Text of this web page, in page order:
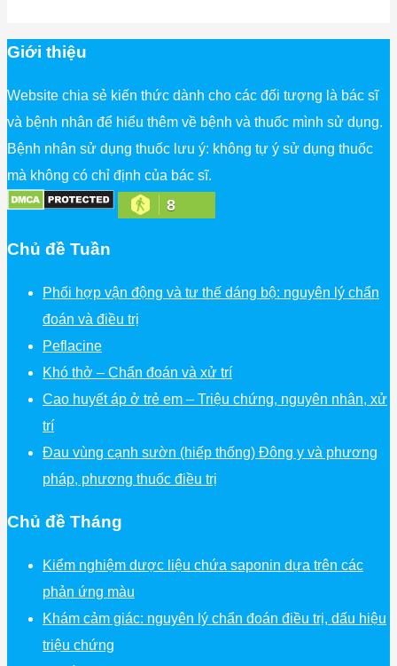
Giới thiệu
Website chia sẻ kiến thức dành cho các đối tượng là bác sĩ
và bệnh nhân để hiểu thêm về bệnh và thuốc mình sử dụng.
Bệnh nhân sử dụng thuốc lưu ý: không tự ý sử dụng thuốc
mà không có chỉ định của bác sĩ.
8
Chủ đề Tuần
Phối hợp vận động và tư thế dáng bộ: nguyên lý chẩn
đoán và điều trị
Peflacine
Khó thở – Chẩn đoán và xử trí
Cao huyết áp ở trẻ em – Triệu chứng, nguyên nhân, xử
trí
Đau vùng cạnh sườn (hiếp thống) Đông y và phương
pháp, phương thuốc điều trị
Chủ đề Tháng
Kiểm nghiệm dược liệu chứa saponin dựa trên các
phản ứng màu
Khám cảm giác: nguyên lý chẩn đoán điều trị, dấu hiệu
triệu chứng